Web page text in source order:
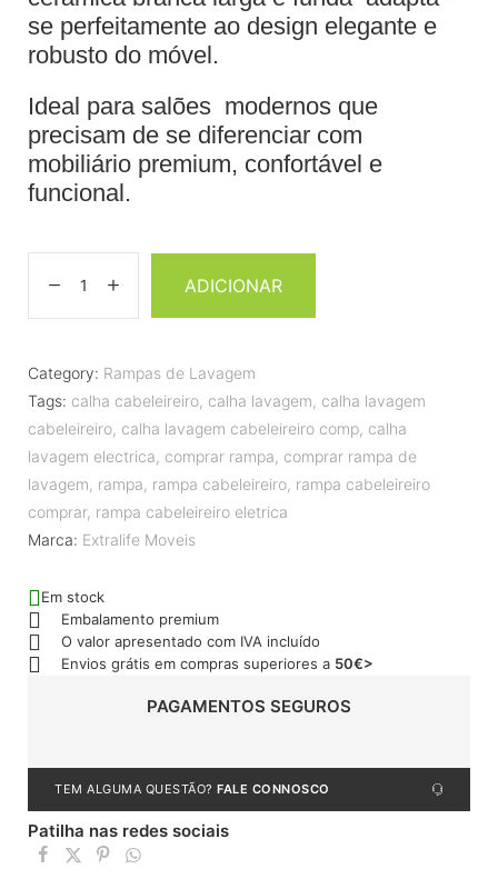
se perfeitamente ao design elegante e
robusto do móvel.
Ideal para salões modernos que
precisam de se diferenciar com
mobiliário premium, confortável e
funcional.
ADICIONAR
Category: Rampas de Lavagem
Tags: calha cabeleireiro, calha lavagem, calha lavagem
cabeleireiro, calha lavagem cabeleireiro comp, calha
lavagem electrica, comprar rampa, comprar rampa de
lavagem, rampa, rampa cabeleireiro, rampa cabeleireiro
comprar, rampa cabeleireiro eletrica
Marca: Extralife Moveis
Em stock
Embalamento premium
O valor apresentado com IVA incluído
Envios grátis em compras superiores a 50€>
PAGAMENTOS SEGUROS
TEM ALGUMA QUESTÃO? FALE CONNOSCO
Patilha nas redes sociais